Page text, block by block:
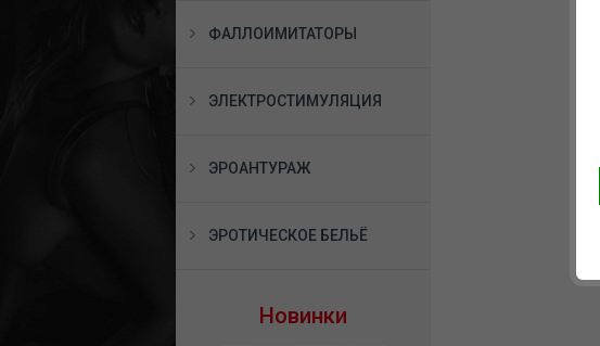
ФАЛЛОИМИТАТОРЫ
ЭЛЕКТРОСТИМУЛЯЦИЯ
ЭРОАНТУРАЖ
ЭРОТИЧЕСКОЕ БЕЛЬЁ
Новинки